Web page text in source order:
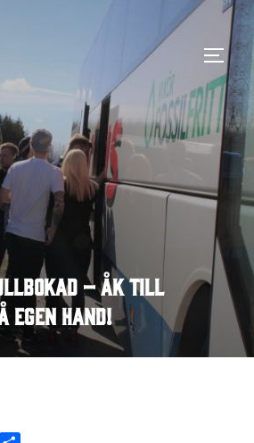
SLÅ
– åk till
egen hand!